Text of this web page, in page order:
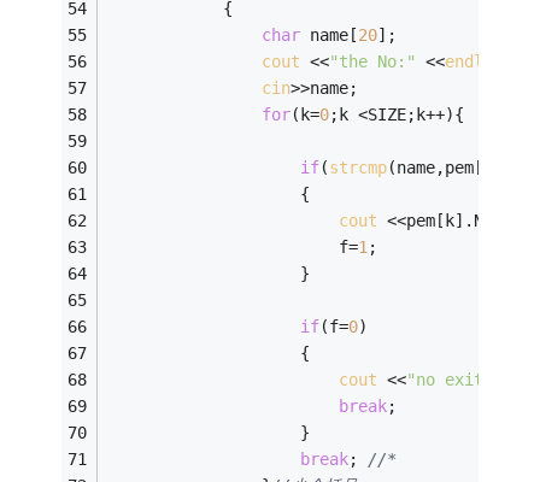
			{
char name[20];
cout <<"the No:" <<endl
cin>>name;
for(k=0;k <SIZE;k++){
if(strcmp
					{
cout <<pem[k].No <<
						f=
1;
					}
if(f=0)
					{
cout <<"no
break;
					}
break; //*